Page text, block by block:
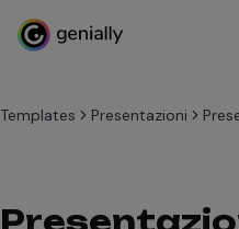
Templates Presentazioni